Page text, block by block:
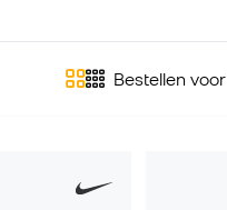
Bestellen voor